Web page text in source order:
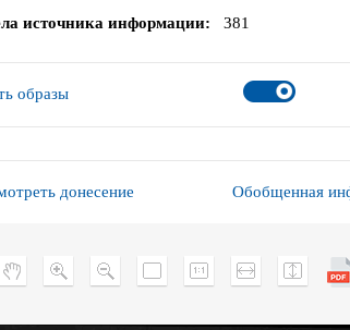
источника информации
381
образы
донесение Обобщенная